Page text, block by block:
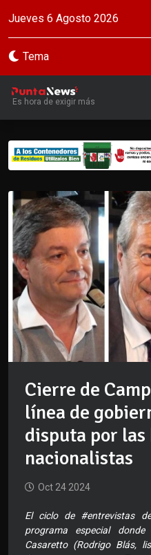
Jueves 6 Agosto 2026
Tema
Es hora de exigir más
Cierre de
línea de
disputa por las
nacionalistas
Oct 24 2024
El ciclo de #entrevistas
programa especial
Casaretto (Rodrigo Blás,